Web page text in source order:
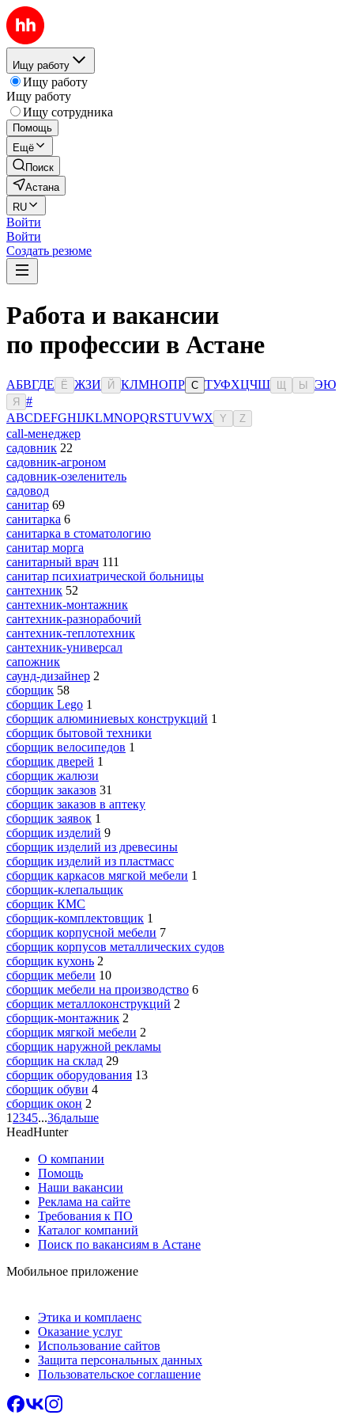
Ищу работу
Ищу работу
Ищу работу
Ищу сотрудника
Помощь
Ещё
Поиск
Астана
RU
Войти
Войти
Создать резюме
Работа и вакансии
по профессии в Астане
АБВГДЕ Ё ЖЗИ Й КЛМНОПР С ТУФХЦЧШ Ы ЭЮ
Я
#
ABCDEFGHIJKLMNOPQRSTUVWX Y Z
сall-менеджер
садовник 22
садовник-агроном
садовник-озеленитель
садовод
санитар 69
санитарка 6
санитарка в стоматологию
санитар морга
санитарный врач 111
санитар психиатрической больницы
сантехник 52
сантехник-монтажник
сантехник-разнорабочий
сантехник-теплотехник
сантехник-универсал
сапожник
саунд-дизайнер 2
сборщик 58
сборщик Lego 1
сборщик алюминиевых конструкций 1
сборщик бытовой техники
сборщик велосипедов 1
сборщик дверей 1
сборщик жалюзи
сборщик заказов 31
сборщик заказов в аптеку
сборщик заявок 1
сборщик изделий 9
сборщик изделий из древесины
сборщик изделий из пластмасс
сборщик каркасов мягкой мебели 1
сборщик-клепальщик
сборщик КМС
сборщик-комплектовщик 1
сборщик корпусной мебели 7
сборщик корпусов металлических судов
сборщик кухонь 2
сборщик мебели 10
сборщик мебели на производство 6
сборщик металлоконструкций 2
сборщик-монтажник 2
сборщик мягкой мебели 2
сборщик наружной рекламы
сборщик на склад 29
сборщик оборудования 13
сборщик обуви 4
сборщик окон 2
1 2345...36дальше
HeadHunter
О компании
Помощь
Наши вакансии
Реклама на сайте
Требования к ПО
Каталог компаний
Поиск по вакансиям в Астане
Мобильное приложение
Этика и комплаенс
Оказание услуг
Использование сайтов
Защита персональных данных
Пользовательское соглашение